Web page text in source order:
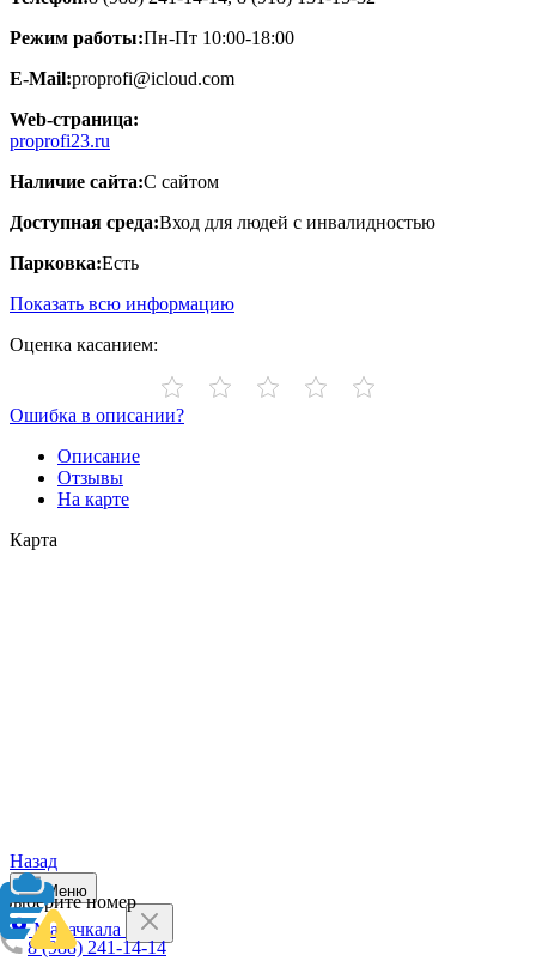
Режим работы:Пн-Пт 10:00-18:00
E-Mail:proprofi@icloud.com
Web-страница:
proprofi23.ru
Наличие сайта:С сайтом
Доступная среда:Вход для людей с инвалидностью
Парковка:Есть
Показать всю информацию
Оценка касанием:
Ошибка в описании?
Описание
Отзывы
На карте
Карта
Назад
Выберите номер
8 (988) 241-14-14
Меню
Махачкала